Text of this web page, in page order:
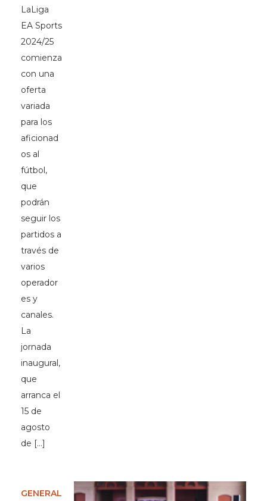
LaLiga
EA Sports
2024/25
comienza
con una
oferta
variada
para los
aficionad
os al
fútbol,
que
podrán
seguir los
partidos a
través de
varios
operador
es y
canales.
La
jornada
inaugural,
que
arranca el
15 de
agosto
de […]
GENERAL